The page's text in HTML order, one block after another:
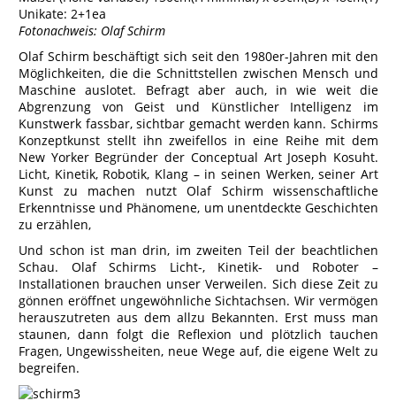
Unikate: 2+1ea
Fotonachweis: Olaf Schirm
Olaf Schirm beschäftigt sich seit den 1980er-Jahren mit den
Möglichkeiten, die die Schnittstellen zwischen Mensch und
Maschine auslotet. Befragt aber auch, in wie weit die
Abgrenzung von Geist und Künstlicher Intelligenz im
Kunstwerk fassbar, sichtbar gemacht werden kann. Schirms
Konzeptkunst stellt ihn zweifellos in eine Reihe mit dem
New Yorker Begründer der Conceptual Art Joseph Kosuht.
Licht, Kinetik, Robotik, Klang – in seinen Werken, seiner Art
Kunst zu machen nutzt Olaf Schirm wissenschaftliche
Erkenntnisse und Phänomene, um unentdeckte Geschichten
zu erzählen,
Und schon ist man drin, im zweiten Teil der beachtlichen
Schau. Olaf Schirms Licht-, Kinetik- und Roboter –
Installationen brauchen unser Verweilen. Sich diese Zeit zu
gönnen eröffnet ungewöhnliche Sichtachsen. Wir vermögen
herauszutreten aus dem allzu Bekannten. Erst muss man
staunen, dann folgt die Reflexion und plötzlich tauchen
Fragen, Ungewissheiten, neue Wege auf, die eigene Welt zu
begreifen.